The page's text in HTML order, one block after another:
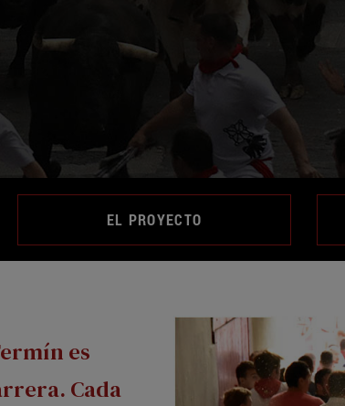
EL PROYECTO
es
Cada